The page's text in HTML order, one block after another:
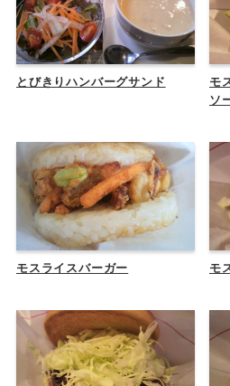
とびきりハンバーグサンド
モ
ソ
モスライスバーガー モ